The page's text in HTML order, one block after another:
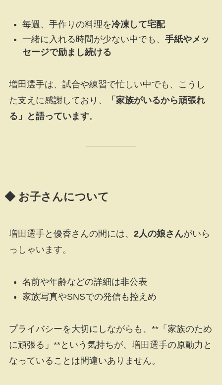
毎週、手作りの料理を冷凍して宅配
一緒に入れる時間が少ない中でも、 手紙やメッ
セージで励まし続ける
増田選手は、試合や練習で忙しい中でも、こうし
た支えに感謝しており、
「家族がいるから頑張れ
る」と語っています。
◆ お子さんについて
増田選手と優香さんの間には、 2人の娘さんがいら
っしゃいます。
名前や年齢などの詳細は非公表
家族写真やSNSでの発信も控えめ
プライバシーを大切にしながらも、**「家族のため
に頑張る」**という気持ちが、増田選手の原動力と
なっていることは間違いありません。